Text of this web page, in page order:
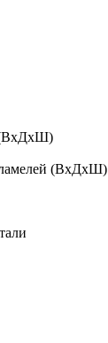
(ВхДхШ)
(ВхДхШ)